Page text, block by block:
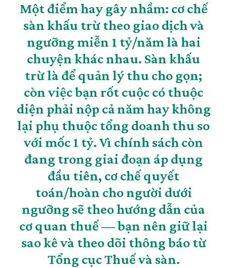
Một điểm hay gây nhầm: cơ chế
sàn khấu trừ theo giao dịch và
ngưỡng miễn 1 tỷ/nămlàhai
chuyện khác nhau. Sàn khấu
trừ là để quản lý thu cho gọn;
còn việc bạn rốt cuộc cóthuộc
diện phải nộp cả năm hay không
lại phụ thuộc tổng doanh thu so
với mốc 1 tỷ. Vì chính sách còn
đang trong giai đoạn áp dụng
đầu tiên, cơ chế quyết
toán/hoàn cho người dưới
ngưỡng sẽ theo hướng dẫn của
cơ quan thuế — bạn nên giữ lại
sao kê và theo dõi thông báo từ
Tổng cục Thuế và sàn.